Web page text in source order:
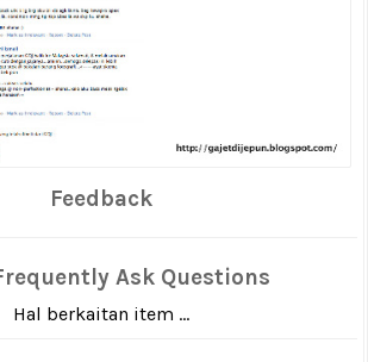
Feedback
Ask Questions
Hal berkaitan item ...